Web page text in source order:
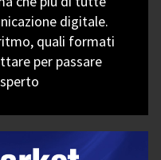
digitale.
quali formati
per passare